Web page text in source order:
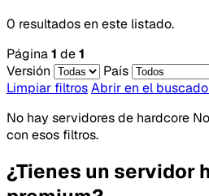
0 resultados en este listado.
Página1 de1
Versión
País
Limpiar filtrosAbrir en el
No hay servidores de hardcore
con esos filtros.
¿Tienes un servidor